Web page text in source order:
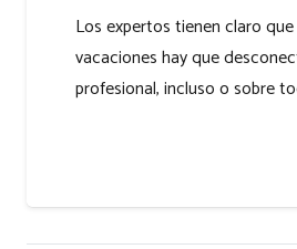
Los expertos tienen claro
vacaciones hay que
profesional, incluso o sobre